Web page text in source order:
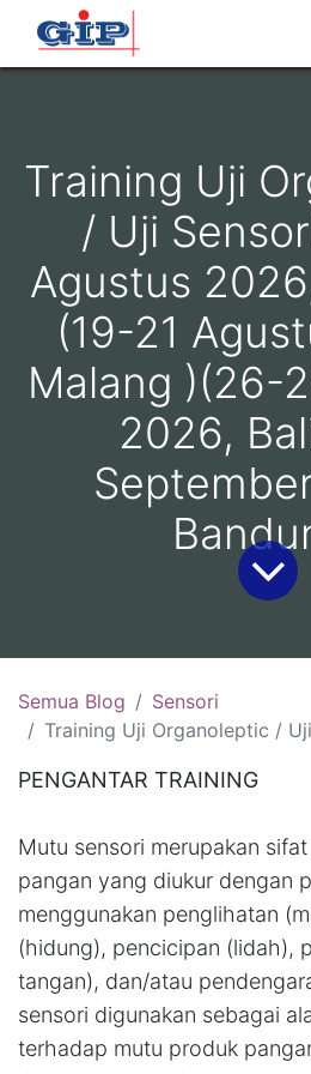
Training Uji
/ Uji
Agustus
(19-21
Malang )(26-
2026,
Semua Blog
Sensori
Training Uji Organoleptic / Uji Sensori:(10-12 Agustus 2026, Jakarta )(19-21 Agustus
PENGANTAR TRAINING
Mutu sensori merupakan
pangan yang diukur dengan
menggunakan penglihatan
(hidung), pencicipan (lidah),
tangan), dan/atau
sensori digunakan sebagai
terhadap mutu produk